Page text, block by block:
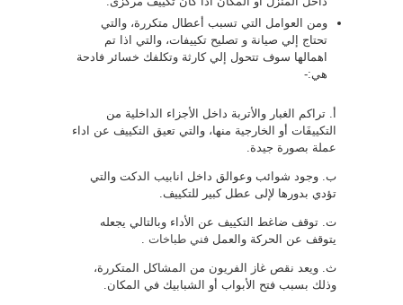
ومن العوامل التي تسبب أعطال متكررة، والتي
تحتاج إلي صيانة و تصليح تكييفات، والتي اذا تم
اهمالها سوف تتحول إلي كارثة وتكلفك خسائر فادحة
هي:-
أ‌. تراكم الغبار والأتربة داخل الأجزاء الداخلية من
التكييفَات أو الخارجية منها، والتي تعيق التكييف عن اداء
عملة بصورة جيدة.
ب‌. وجود شوائب وعوالق داخل انابيب الدكت والتي
تؤدي بدورها لإلى عطل كبير للتكييف.
ت‌. توقف ضاغط التكييف عن الأداء وبالتالي يجعله
يتوقف عن الحركة والعمل فني طباخات
ث‌. ويعد نقص غاز الفريون من المشاكل المتكررة،
وذلك بسبب فتح الأبواب أو الشبابيك في المكان.